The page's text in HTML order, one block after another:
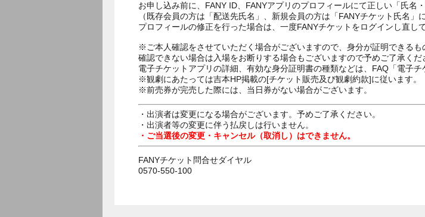
お申し込み前に、FANY ID、FANYアプリのプロフィールにて正しい「氏名
（既存会員の方は「配送先氏名」、新規会員の方は「FANYチケット氏名」
プロフィールの修正を行った場合は、一度FANYチケットをログインし直
※ご本人確認をさせていただく場合がございますので、身分が証明できるも
確認できない場合は入場をお断りする場合もございますので予めご了承くだ
電子チケットアプリの詳細、有効な身分証明書の種類などは、FAQ「電子
※観劇にあたっては吉本HP掲載の[チケット販売及び観劇約款]に従います。
※前売券が完売した際には、当日券がない場合がございます。
・出演者は変更になる場合がございます。予めご了承ください。
・出演者等の変更に伴う払戻しは行いません。
・ご当選後の変更・キャンセル（取消し）はできません。
FANYチケット問合せダイヤル
0570-550-100